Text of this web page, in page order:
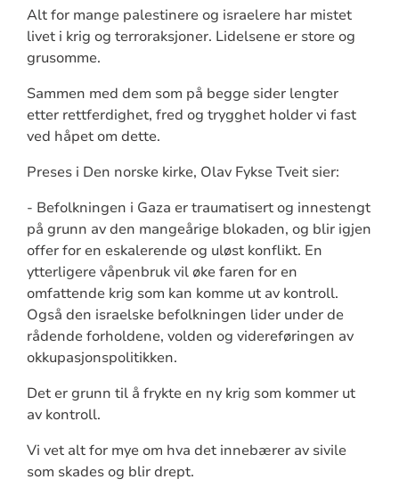
Alt for mange palestinere og israelere har mistet
livet i krig og terroraksjoner. Lidelsene er store og
grusomme.
Sammen med dem som på begge sider lengter
etter rettferdighet, fred og trygghet holder vi fast
ved håpet om dette.
Preses i Den norske kirke, Olav Fykse Tveit sier:
- Befolkningen i Gaza er traumatisert og innestengt
på grunn av den mangeårige blokaden, og blir igjen
offer for en eskalerende og uløst konflikt. En
ytterligere våpenbruk vil øke faren for en
omfattende krig som kan komme ut av kontroll.
Også den israelske befolkningen lider under de
rådende forholdene, volden og videreføringen av
okkupasjonspolitikken.
Det er grunn til å frykte en ny krig som kommer ut
av kontroll.
Vi vet alt for mye om hva det innebærer av sivile
som skades og blir drept.